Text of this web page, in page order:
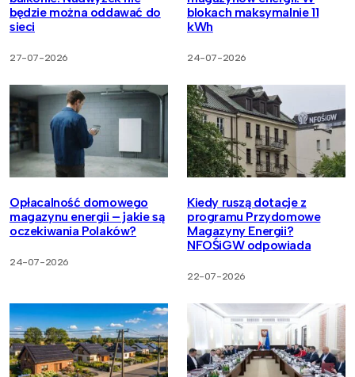
będzie można oddawać do
sieci
27-07-2026
blokach maksymalnie 11
kWh
24-07-2026
Opłacalność domowego
magazynu energii – jakie są
oczekiwania Polaków?
24-07-2026
Kiedy ruszą dotacje z
programu Przydomowe
Magazyny Energii?
NFOŚiGW odpowiada
22-07-2026